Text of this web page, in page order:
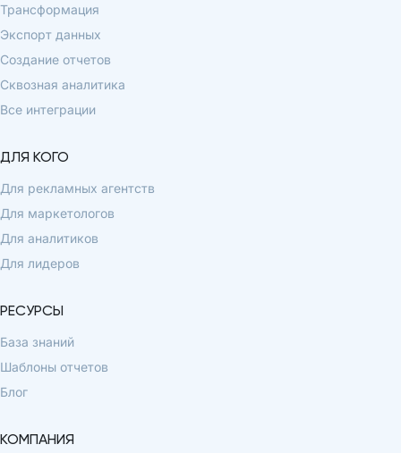
Трансформация
Экспорт данных
Создание отчетов
Сквозная аналитика
Все интеграции
ДЛЯ КОГО
Для рекламных агентств
Для маркетологов
Для аналитиков
Для лидеров
РЕСУРСЫ
База знаний
Шаблоны отчетов
Блог
КОМПАНИЯ